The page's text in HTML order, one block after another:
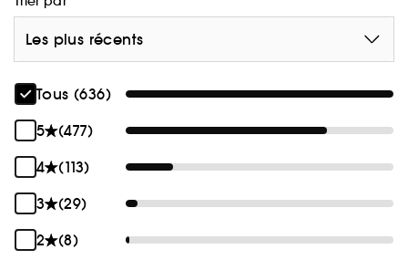
Les plus récents
Tous (636)
5
(477)
4
(113)
3
(29)
2
(8)